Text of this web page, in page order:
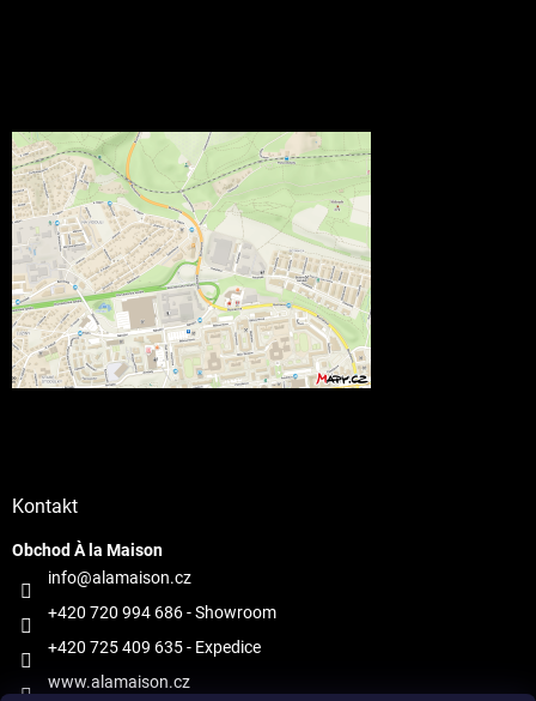
Kontakt
Obchod À la Maison
info@alamaison.cz
+420 720 994 686- Showroom
+420 725 409 635- Expedice
www.alamaison.cz